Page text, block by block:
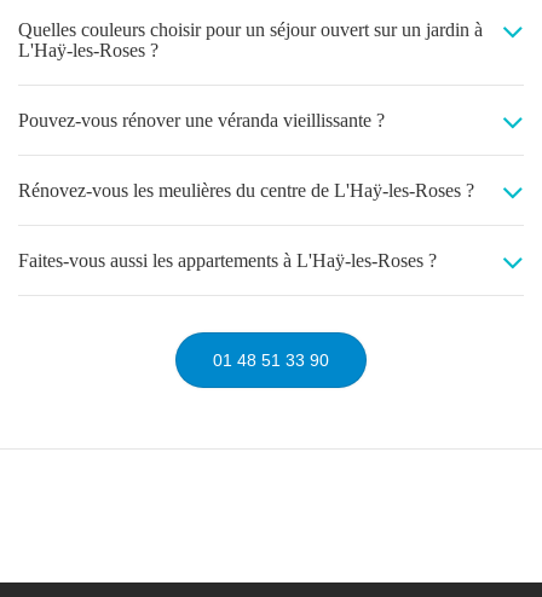
Quelles couleurs choisir pour un séjour ouvert sur un jardin à
L'Haÿ-les-Roses ?
Pouvez-vous rénover une véranda vieillissante ?
Rénovez-vous les meulières du centre de L'Haÿ-les-Roses ?
Faites-vous aussi les appartements à L'Haÿ-les-Roses ?
01 48 51 33 90